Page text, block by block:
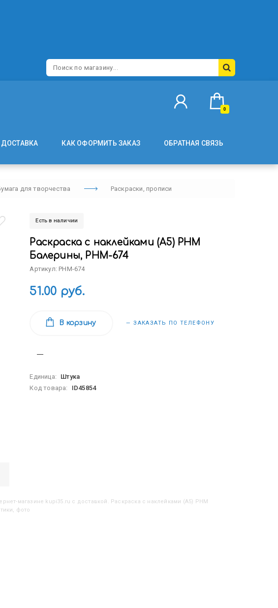
0
ДОСТАВКА КАК ОФОРМИТЬ ЗАКАЗ ОБРАТНАЯ СВЯЗЬ
для творчества Раскраски, прописи
Есть в наличии
Раскраска с наклейками (А5) РНМ
Балерины, РНМ-674
Артикул: РНМ-674
51.00 руб.
В корзину — ЗАКАЗАТЬ ПО ТЕЛЕФОНУ
Единица:
Штука
Код товара:
ID45854
магазине kupi35.ru с доставкой. Раскраска с наклейками (А5) РНМ
фото